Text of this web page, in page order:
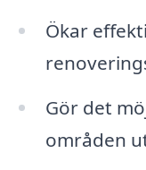
Ökar
Gör det
områden